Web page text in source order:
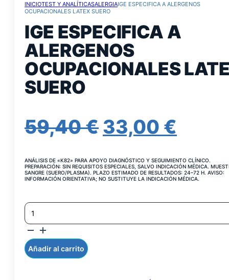
INICIOTEST Y ANALÍTICASALERGIAIGE ESPECIFICA A ALERGENOS
OCUPACIONALES LATEX SUERO
IGE ESPECIFICA A
ALERGENOS
OCUPACIONALES
SUERO
59,40€ EL
ORIGINAL
59,40 €.
33,00 €
ANÁLISIS DE «K82» PARA APOYO DIAGNÓSTICO Y SEGUIMIENTO CLÍNICO.
PREPARACIÓN: SIN REQUISITOS ESPECIALES, SALVO INDICACIÓN MÉDICA.
SANGRE (SUERO/PLASMA). PLAZO ESTIMADO DE RESULTADOS: 24–72 H. AVISO:
INFORMACIÓN ORIENTATIVA; NO SUSTITUYE LA INDICACIÓN MÉDICA.
IGE
ESPECIFICA
A
ALERGENOS
OCUPACIONALES
LATEX
Añadir al carrito